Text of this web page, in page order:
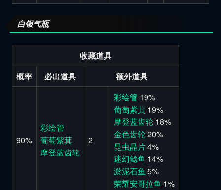
白银气瓶
收藏道具
概率
必出道具 额外道具
90%
彩绘管
葡萄紫萁
摩登蓝齿轮
2
彩绘管 19%
葡萄紫萁 19%
摩登蓝齿轮 18%
金色齿轮 20%
昆虫晶片4%
迷幻鲶鱼 14%
淤泥石鱼 5%
荣耀安哥拉鱼 1%